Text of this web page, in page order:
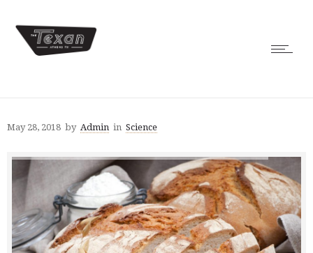
May 28, 2018 by Admin in Science